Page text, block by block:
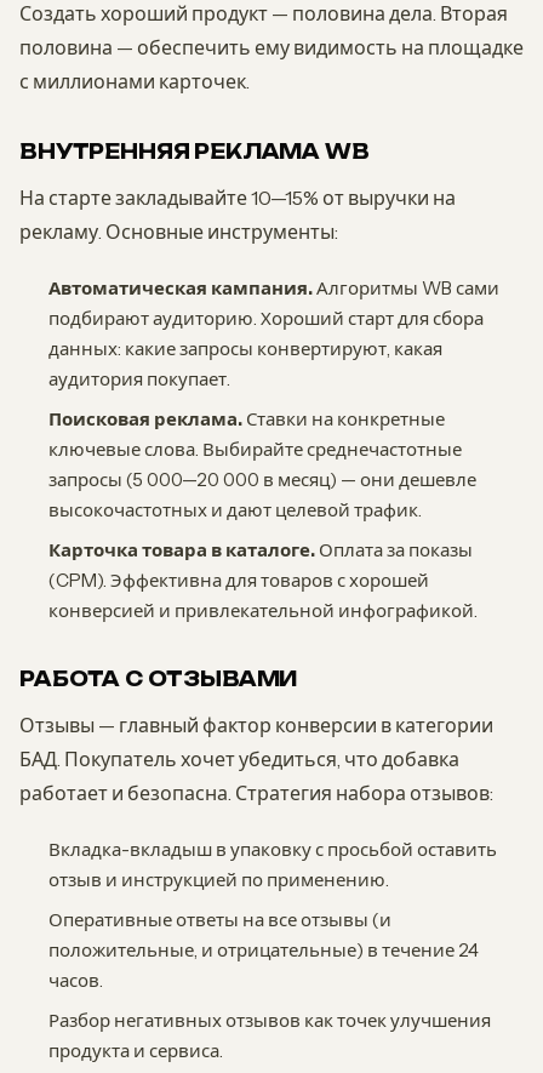
Создать хороший продукт — половина дела. Вторая
половина — обеспечить ему видимость на площадке
с миллионами карточек.
ВНУТРЕННЯЯ РЕКЛАМА WB
На старте закладывайте 10—15% от выручки на
рекламу. Основные инструменты:
Автоматическая кампания.Алгоритмы WB сами
подбирают аудиторию. Хороший старт для сбора
данных: какие запросы конвертируют, какая
аудитория покупает.
Поисковая реклама. Ставки на конкретные
ключевые слова. Выбирайте среднечастотные
запросы (5 000—20 000 в месяц) — они дешевле
высокочастотных и дают целевой трафик.
Карточка товара в каталоге. Оплата за показы
(CPM). Эффективна для товаров с хорошей
конверсией и привлекательной инфографикой.
РАБОТА С ОТЗЫВАМИ
Отзывы — главный фактор конверсии в категории
БАД. Покупатель хочет убедиться, что добавка
работает и безопасна. Стратегия набора отзывов:
Вкладка-вкладыш в упаковку с просьбой оставить
отзыв и инструкцией по применению.
Оперативные ответы на все отзывы (и
положительные, и отрицательные) в течение 24
часов.
Разбор негативных отзывов как точек улучшения
продукта и сервиса.